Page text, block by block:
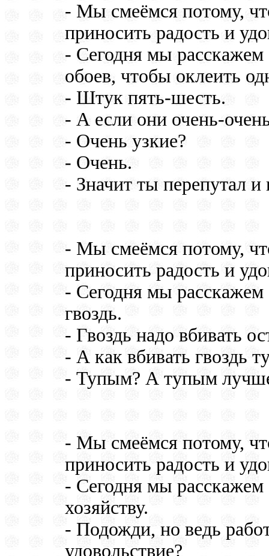
- Мы смеёмся потому,
приносить радость и
- Сегодня мы расскажем
обоев, чтобы оклеить
- Штук пять-шесть.
- А если они очень-
- Очень узкие?
- Очень.
- Значит ты перепутал
- Мы смеёмся потому,
приносить радость и
- Сегодня мы расскажем
гвоздь.
- Гвоздь надо вбивать
- А как вбивать гвоздь
- Тупым? А тупым
- Мы смеёмся потому,
приносить радость и
- Сегодня мы расскажем
хозяйству.
- Подожди, но ведь
удовольствие?